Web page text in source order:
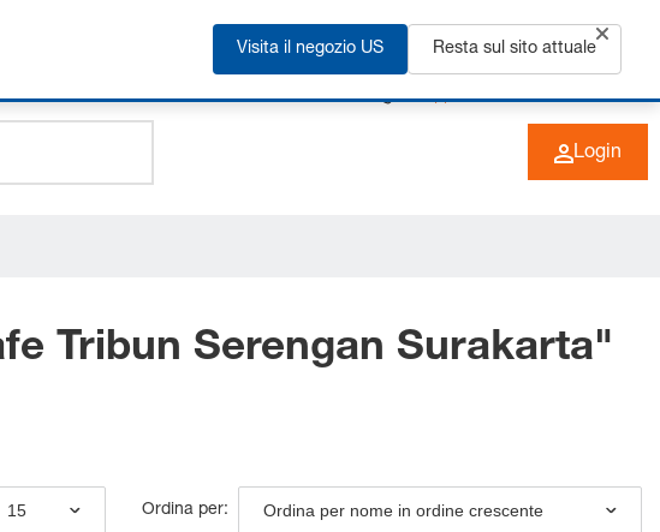
+49 (0) 6266 73-0 IT
Login
Tribun Serengan Surakarta"
15 Ordina per: Ordina per nome in ordine crescente
Visita il negozio US Resta sul sito attuale